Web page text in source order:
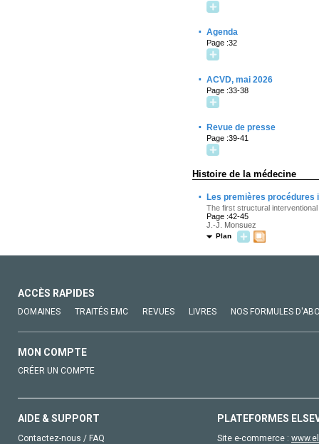
· Agenda
Page :32
· ACVD, mai 2026
Page :33-38
· Revue de presse
Page :39-41
Histoire de la médecine
· Les premières
The first structural
Page :42-45
J.-J. Monsuez
Plan
ACCÈS RAPIDES
DOMAINES TRAITÉS EMC REVUES LIVRES NOS FORMULES
MON COMPTE
CRÉER UN COMPTE
AIDE & SUPPORT
Contactez-nous / FAQ
PLATEFORMES
Site e-commerce :